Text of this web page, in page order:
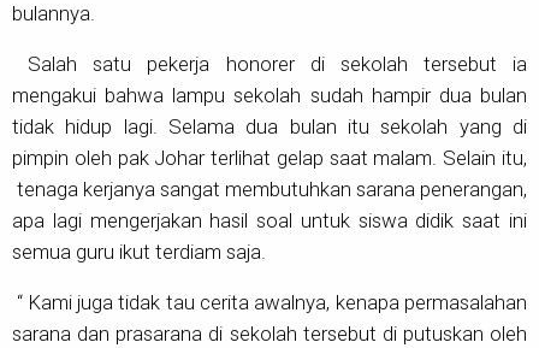
bulannya.
Salah satu pekerja honorer di sekolah tersebut ia
mengakui bahwa lampu sekolah sudah hampir dua bulan
tidak hidup lagi. Selama dua bulan itu sekolah yang di
pimpin oleh pak Johar terlihat gelap saat malam. Selain itu,
tenaga kerjanya sangat membutuhkan sarana penerangan,
apa lagi mengerjakan hasil soal untuk siswa didik saat ini
semua guru ikut terdiam saja.
“ Kami juga tidak tau cerita awalnya, kenapa permasalahan
sarana dan prasarana di sekolah tersebut di putuskan oleh